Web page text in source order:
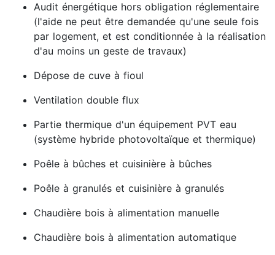
Audit énergétique hors obligation réglementaire
(l'aide ne peut être demandée qu'une seule fois
par logement, et est conditionnée à la réalisation
d'au moins un geste de travaux)
Dépose de cuve à fioul
Ventilation double flux
Partie thermique d'un équipement PVT eau
(système hybride photovoltaïque et thermique)
Poêle à bûches et cuisinière à bûches
Poêle à granulés et cuisinière à granulés
Chaudière bois à alimentation manuelle
Chaudière bois à alimentation automatique